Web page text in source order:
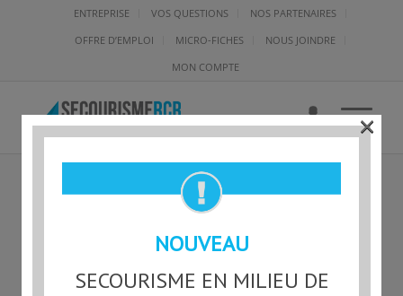
ENTREPRISE VOS QUESTIONS
NOS PARTENAIRES
OFFRE D’EMPLOI
MICRO-FICHES
NOUS JOINDRE
MON COMPTE
SECOURISME-URGENCE-
RCRDEA-EN-LIGNE
NOUVEAU
SECOURISME EN MILIEU DE
×